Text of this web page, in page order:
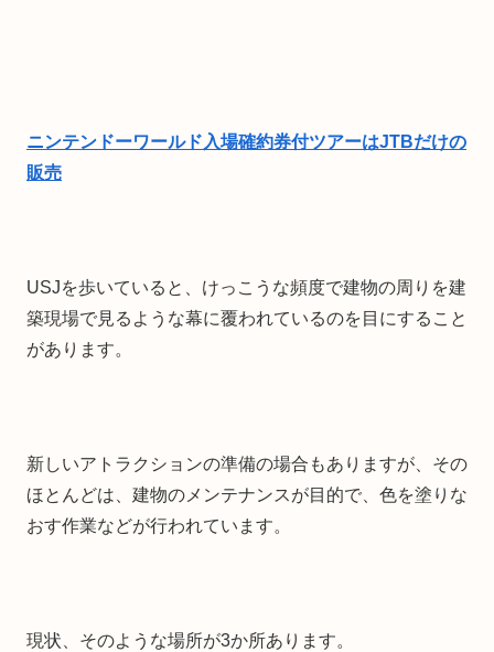
ニンテンドーワールド入場確約券付ツアーはJTBだけの
販売
USJを歩いていると、けっこうな頻度で建物の周りを建
築現場で見るような幕に覆われているのを目にすること
があります。
新しいアトラクションの準備の場合もありますが、その
ほとんどは、建物のメンテナンスが目的で、色を塗りな
おす作業などが行われています。
現状、そのような場所が3か所あります。